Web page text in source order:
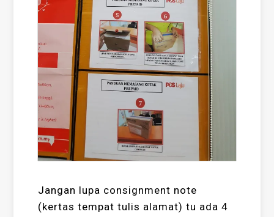
Jangan lupa consignment note
(kertas tempat tulis alamat) tu ada 4